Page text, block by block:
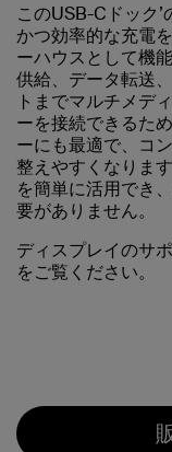
このUSB-Cドック
かつ効率的な充電
ーハウスとして機
供給、データ転送
トまでマルチメデ
ーを接続できるた
ーにも最適で、コ
整えやすくなりま
を簡単に活用でき
要がありません。
ディスプレイのサ
をご覧ください。